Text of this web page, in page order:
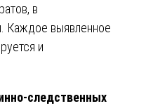
в
Каждое выявленное
и
следственных